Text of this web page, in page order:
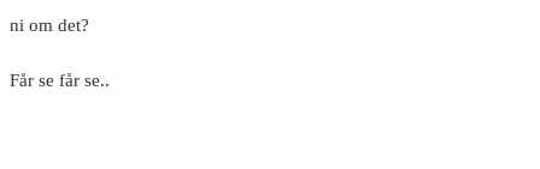
ni om det?
Får se får se..